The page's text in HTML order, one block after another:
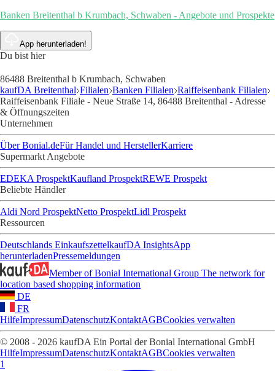
Banken Breitenthal b Krumbach, Schwaben - Angebote und Prospekte
App herunterladen!
Du bist hier
86488 Breitenthal b Krumbach, Schwaben
kaufDA Breitenthal Filialen Banken Filialen Raiffeisenbank Filialen
Raiffeisenbank Filiale - Neue Straße 14, 86488 Breitenthal - Adresse
& Öffnungszeiten
Unternehmen
Über Bonial.deFür Handel und HerstellerKarriere
Supermarkt Angebote
EDEKA ProspektKaufland ProspektREWE Prospekt
Beliebte Händler
Aldi Nord ProspektNetto ProspektLidl Prospekt
Ressourcen
Deutschlands EinkaufszettelkaufDA InsightsApp
herunterladenPressemeldungen
Member of Bonial International Group The network for
location based shopping information
DE
FR
HilfeImpressumDatenschutzKontaktAGBCookies verwalten
© 2008 - 2026 kaufDA Ein Portal der Bonial International GmbH
HilfeImpressumDatenschutzKontaktAGBCookies verwalten
1